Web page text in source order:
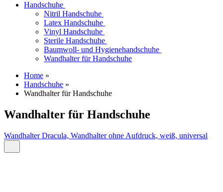
Handschuhe
Nitril Handschuhe
Latex Handschuhe
Vinyl Handschuhe
Sterile Handschuhe
Baumwoll- und Hygienehandschuhe
Wandhalter für Handschuhe
Home »
Handschuhe »
Wandhalter für Handschuhe
Wandhalter für Handschuhe
Wandhalter Dracula, Wandhalter ohne Aufdruck, weiß, universal